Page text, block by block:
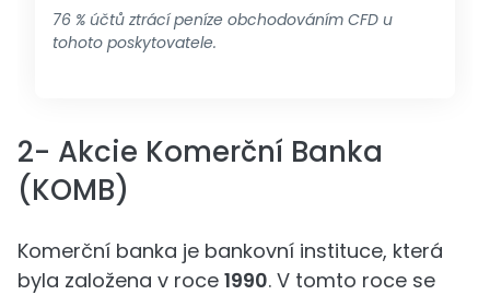
76 % účtů ztrácí peníze obchodováním CFD u
tohoto poskytovatele.
2- Akcie Komerční Banka
(KOMB)
Komerční banka je bankovní instituce, která
byla založena v roce 1990. V tomto roce se